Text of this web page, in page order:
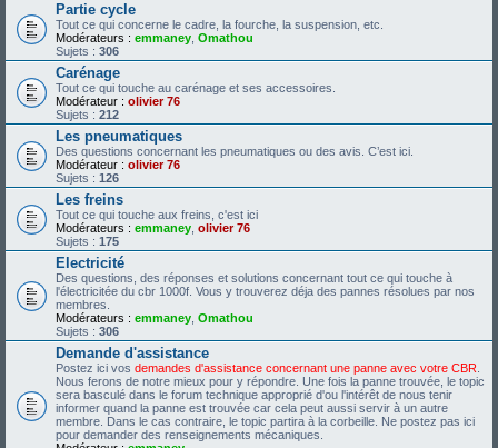
Partie cycle
Tout ce qui concerne le cadre, la fourche, la suspension, etc.
Modérateurs : emmaney Omathou
Sujets : 306
Carénage
Tout ce qui touche au carénage et ses accessoires.
Modérateur : olivier 76
Sujets : 212
Les pneumatiques
Des questions concernant les pneumatiques ou des avis. C’est ici.
Modérateur : olivier 76
Sujets : 126
Les freins
Tout ce qui touche aux freins, c'est ici
Modérateurs : emmaney olivier 76
Sujets : 175
Electricité
Des questions, des réponses et solutions concernant tout ce qui touche à
l'électricitée du cbr 1000f. Vous y trouverez déja des pannes résolues par nos
membres.
Modérateurs : emmaney Omathou
Sujets : 306
Demande d'assistance
Postez ici vos demandes d'assistance concernant une panne avec votre CBR
Nous ferons de notre mieux pour y répondre. Une fois la panne trouvée, le topic
sera basculé dans le forum technique approprié d'ou l'intérêt de nous tenir
informer quand la panne est trouvée car cela peut aussi servir à un autre
membre. Dans le cas contraire, le topic partira à la corbeille. Ne postez pas ici
pour demander des renseignements mécaniques.